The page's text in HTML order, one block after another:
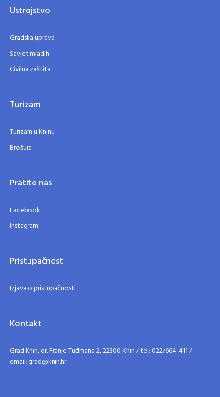
Ustrojstvo
Gradska uprava
Savjet mladih
Civilna zaštita
Turizam
Turizam u Kninu
Brošura
Pratite nas
Facebook
Instagram
Pristupačnost
Izjava o pristupačnosti
Kontakt
Grad Knin, dr. Franje Tuđmana 2, 22300 Knin / tel: 022/664-411 /
email: grad@knin.hr